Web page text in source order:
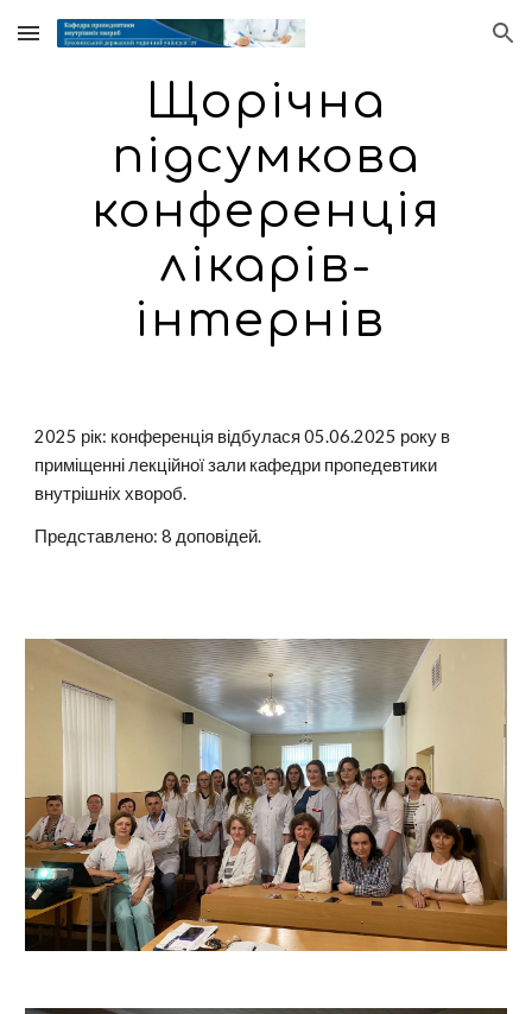
Skip to main content Skip to navigation
Щорічна
підсумкова
конференція
лікарів-
інтернів
2025 рік: конференція відбулася 05.06.2025 року в
приміщенні лекційної зали кафедри пропедевтики
внутрішніх хвороб.
Представлено: 8 доповідей.